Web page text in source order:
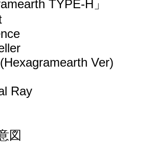
TYPE-H」
Ver)
Ray
図